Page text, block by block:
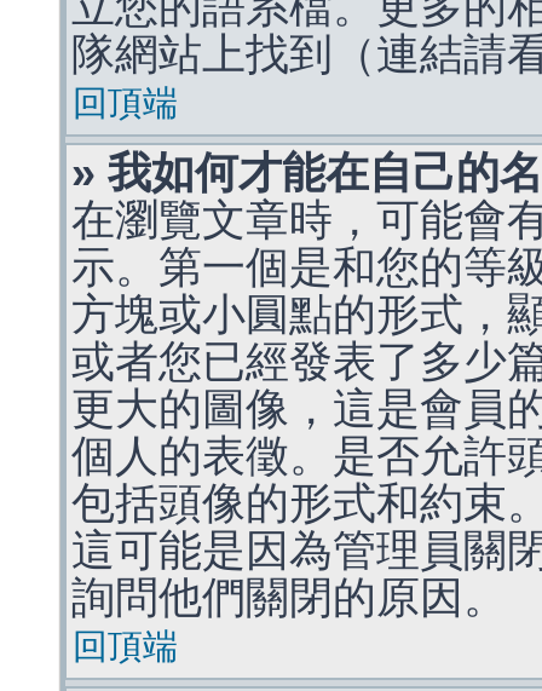
隊網站上找到（連結請
回頂端
» 我如何才能在自己的
在瀏覽文章時，可能會
示。第一個是和您的等
方塊或小圓點的形式，
或者您已經發表了多少
更大的圖像，這是會員
個人的表徵。是否允許
包括頭像的形式和約束
這可能是因為管理員關
詢問他們關閉的原因。
回頂端